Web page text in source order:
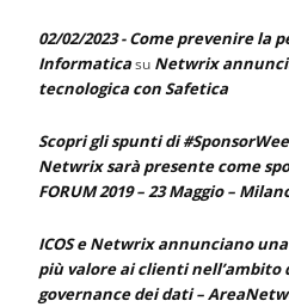
02/02/2023 - Come prevenire la
Informaticasu Netwrix
tecnologica con Safetica
Scopri gli spunti di
Netwrix sarà presente come
FORUM 2019 – 23 Maggio –
ICOS e Netwrix annunciano
più valore ai clienti nell’ambito
governance dei dati –